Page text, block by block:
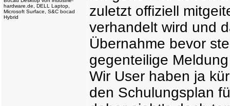
hardware.de, DELL Laptop,
Microsoft Surface, S&C bocad
Hybrid
zuletzt offiziell
verhandelt wird und
Übernahme bevor
gegenteilige
Wir User haben ja
den Schulungsplan